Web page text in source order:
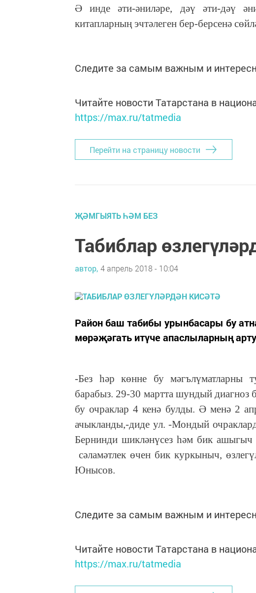
Ә инде әти-әниләре, дәү әти-дәү
китапларның эчтәлеген бер-берсенә
Следите за самым важным и
Читайте новости Татарстана в
https://max.ru/tatmedia
Перейти на страницу новости
ҖӘМГЫЯТЬ ҺӘМ БЕЗ
Табиблар
автор, 4 апрель 2018 - 10:04
Район баш табибы урынбасары бу
мөрәҗәгать итүче апаслыларның
-Без һәр көнне бу мәгълүматларны
барабыз. 29-30 мартта шундый диагноз
бу очраклар 4 кенә булды. Ә менә 2
ачыкланды,-диде ул. -Мондый
Бернинди шикләнүсез һәм бик
сәламәтлек өчен бик куркыныч,
Юнысов.
Следите за самым важным и
Читайте новости Татарстана в
https://max.ru/tatmedia